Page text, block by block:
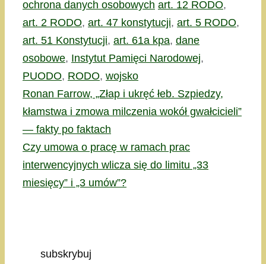
Kategorie
ochrona danych osobowych Tagi
art. 12 RODO,
art. 2 RODO, art. 47 konstytucji, art. 5 RODO,
art. 51 Konstytucji, art. 61a kpa, dane
osobowe, Instytut Pamięci Narodowej,
PUODO, RODO, wojsko
Ronan Farrow, „Złap i ukręć łeb. Szpiedzy,
kłamstwa i zmowa milczenia wokół gwałcicieli”
— fakty po faktach
Czy umowa o pracę w ramach prac
interwencyjnych wlicza się do limitu „33
miesięcy” i „3 umów”?
subskrybuj